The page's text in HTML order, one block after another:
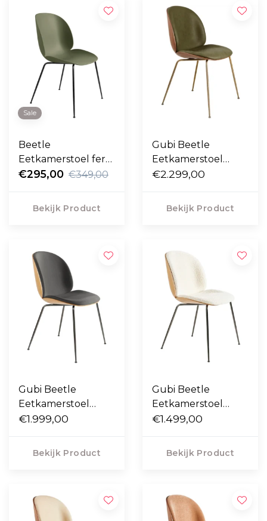
Sale
Beetle
Eetkamerstoel fern
green, zwart conic
€295,00 €349,00
Bekijk Product
Gubi Beetle
Eetkamerstoel
walnoot / Camo
antiek messing
€2.299,00
Bekijk Product
Gubi Beetle
Eetkamerstoel
eiken / Camo leder
zwart-chroom
€1.999,00
Bekijk Product
Gubi Beetle
Eetkamerstoel
eiken / Karakorum
chrome
€1.499,00
Bekijk Product